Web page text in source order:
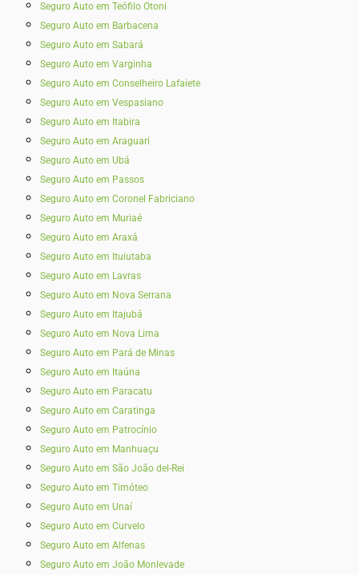
Seguro Auto em Teófilo Otoni
Seguro Auto em Barbacena
Seguro Auto em Sabará
Seguro Auto em Varginha
Seguro Auto em Conselheiro Lafaiete
Seguro Auto em Vespasiano
Seguro Auto em Itabira
Seguro Auto em Araguari
Seguro Auto em Ubá
Seguro Auto em Passos
Seguro Auto em Coronel Fabriciano
Seguro Auto em Muriaé
Seguro Auto em Araxá
Seguro Auto em Ituiutaba
Seguro Auto em Lavras
Seguro Auto em Nova Serrana
Seguro Auto em Itajubá
Seguro Auto em Nova Lima
Seguro Auto em Pará de Minas
Seguro Auto em Itaúna
Seguro Auto em Paracatu
Seguro Auto em Caratinga
Seguro Auto em Patrocínio
Seguro Auto em Manhuaçu
Seguro Auto em São João del-Rei
Seguro Auto em Timóteo
Seguro Auto em Unaí
Seguro Auto em Curvelo
Seguro Auto em Alfenas
Seguro Auto em João Monlevade